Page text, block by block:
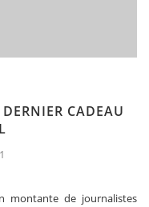
CADEAU
montante de journalistes